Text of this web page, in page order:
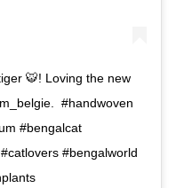
🐯! Loving the new
#handwoven
#bengalcat
#bengalworld